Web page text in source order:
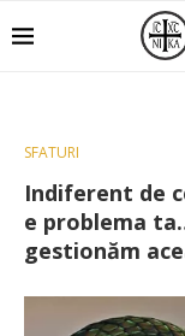
SFATURI
Indiferent de
e problema
gestionăm